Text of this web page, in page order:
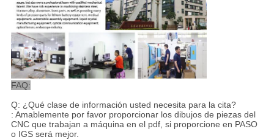
FAQ:
Q: ¿Qué clase de información usted necesita para la cita?
: Amablemente por favor proporcionar los dibujos de piezas del
CNC que trabajan a máquina en el pdf, si proporcione en PASO
o IGS será mejor.